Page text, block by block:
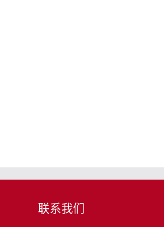
联系我们